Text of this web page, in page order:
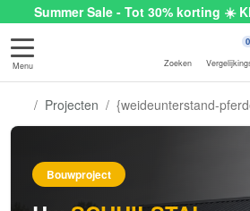
Summer Sale - Tot 30% korting ☀️
Menu Zoeken
0
Projecten {weideunterstand-
Bouwproject